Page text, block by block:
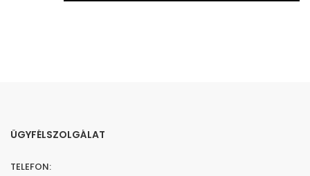
ÜGYFÉLSZOLGÁLAT
TELEFON: